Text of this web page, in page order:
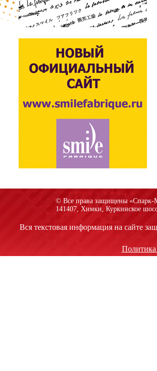
© Все права защищены «Спарк-
141407, Химки, Куркинское
Вся текстовая информация на сайте